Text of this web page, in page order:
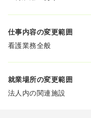
仕事内容の変更範囲
看護業務全般
就業場所の変更範囲
法人内の関連施設